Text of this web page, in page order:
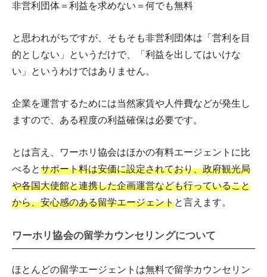
非営利団体＝利益を求めない＝何でも無料
と思われがちですが、そもそも非営利団体は「営利を目
的としない」というだけで、「利益を出してはいけな
い」というわけではありません。
企業を運営するためには当然家賃や人件費などが発生し
ますので、ある程度の利益確保は必要です。
とは言え、ワーホリ協会はほかの有料エージェントに比
べるとサポート料は安価に設定されており、政府観光局
や各国大使館と連携した企画運営なども行っていること
から、安心感のある留学エージェントと言えます。
ワーホリ協会の留学カウンセリングについて
ほとんどの留学エージェントは無料で留学カウンセリン